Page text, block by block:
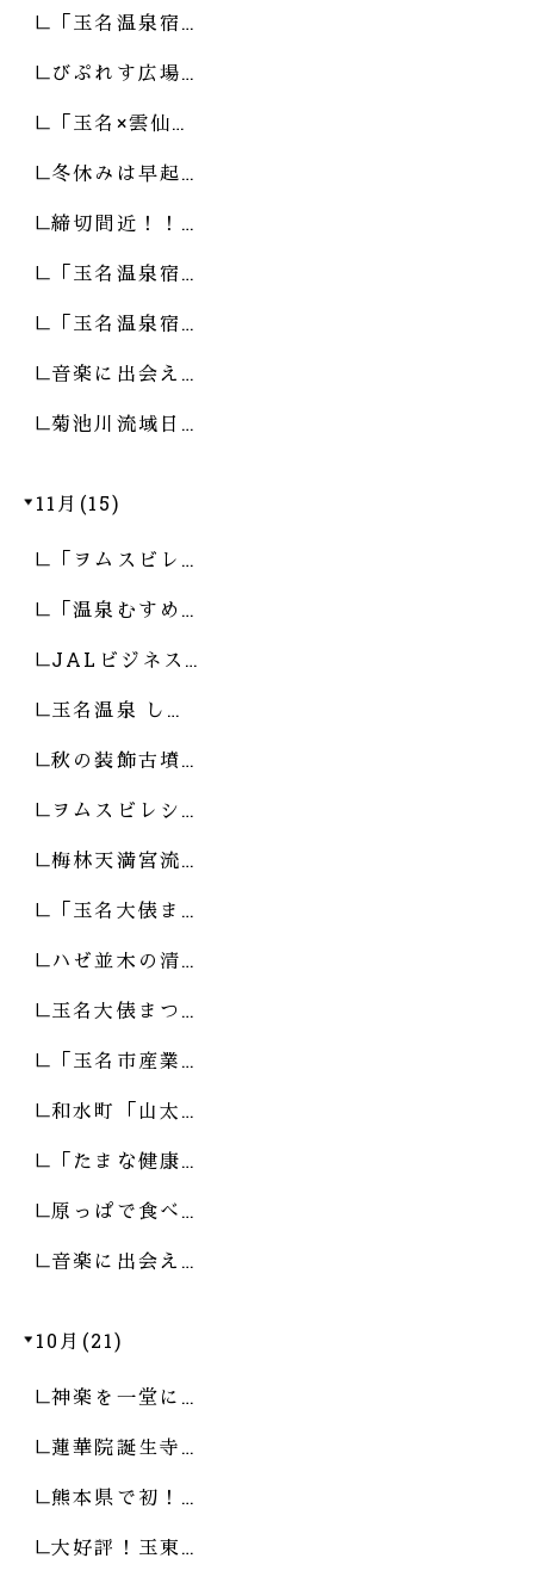
「玉名温泉宿…
びぷれす広場…
「玉名×雲仙…
冬休みは早起…
締切間近！！…
「玉名温泉宿…
「玉名温泉宿…
音楽に出会え…
菊池川流域日…
11月(15)
「ヲムスビレ…
「温泉むすめ…
JALビジネス…
玉名温泉 し…
秋の装飾古墳…
ヲムスビレシ…
梅林天満宮流…
「玉名大俵ま…
ハゼ並木の清…
玉名大俵まつ…
「玉名市産業…
和水町「山太…
「たまな健康…
原っぱで食べ…
音楽に出会え…
10月(21)
神楽を一堂に…
蓮華院誕生寺…
熊本県で初！…
大好評！玉東…